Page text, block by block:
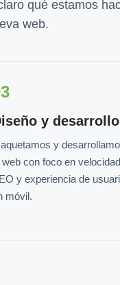
qué estamos
web.
y desarrollo
y
web con foco en
y experiencia de
móvil.